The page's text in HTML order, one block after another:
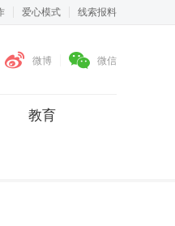
爱心模式 线索报料
微博 微信
教育